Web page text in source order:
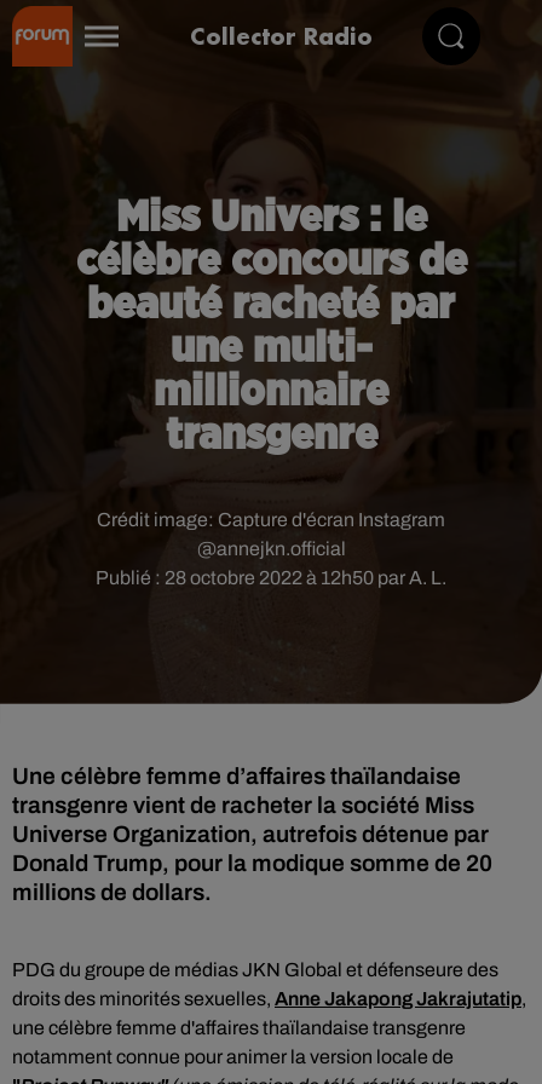
Collector Radio
Miss Univers : le
célèbre concours de
beauté racheté par
une multi-
millionnaire
transgenre
Publié : 28 octobre 2022 à 12h50 par A. L.
Crédit image: Capture d'écran Instagram
@annejkn.official
Une célèbre femme d’affaires thaïlandaise
transgenre vient de racheter la société Miss
Universe Organization, autrefois détenue par
Donald Trump, pour la modique somme de 20
millions de dollars.
PDG du groupe de médias JKN Global et défenseure des
droits des minorités sexuelles, Anne Jakapong Jakrajutatip,
une célèbre femme d'affaires thaïlandaise transgenre
notamment connue pour animer la version locale de